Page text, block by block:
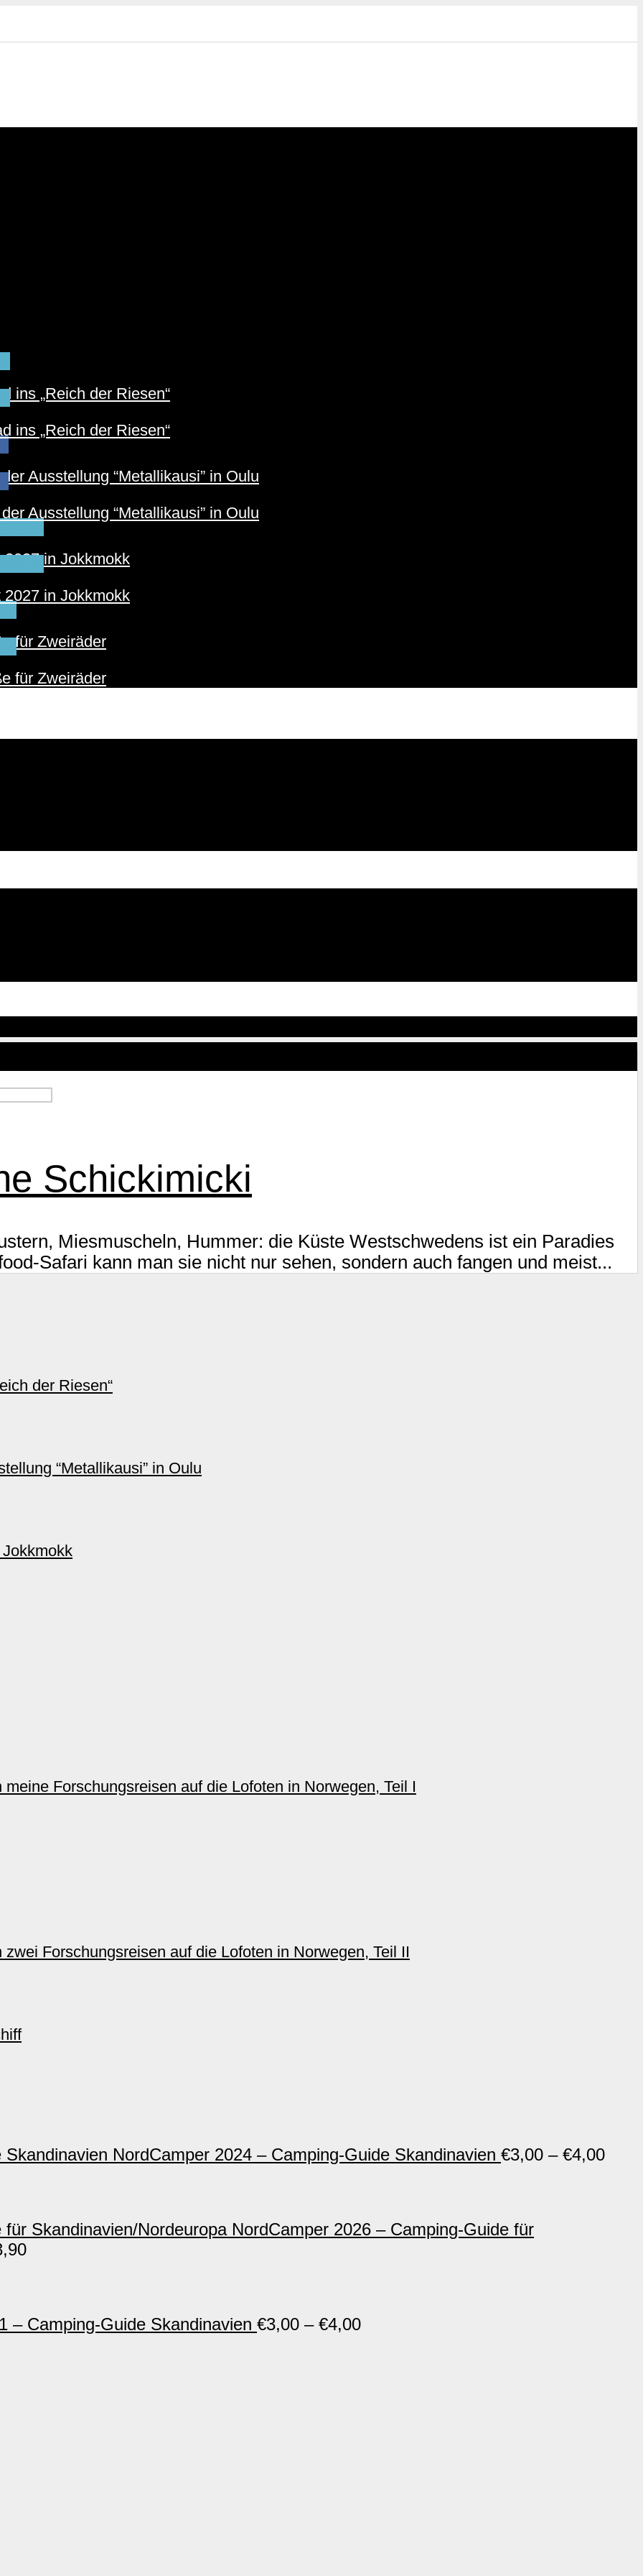
ins „Reich der Riesen“
Ausstellung “Metallikausi” in Oulu
in Jokkmokk
für Zweiräder
ins „Reich der Riesen“
Ausstellung “Metallikausi” in Oulu
in Jokkmokk
für Zweiräder
Schickimicki
Miesmuscheln, Hummer: die Küste Westschwedens ist ein Paradies
Safari kann man sie nicht nur sehen, sondern auch fangen und meist...
der Riesen“
“Metallikausi” in Oulu
Forschungsreisen auf die Lofoten in Norwegen, Teil I
Forschungsreisen auf die Lofoten in Norwegen, Teil II
NordCamper 2024 – Camping-Guide Skandinavien €3,00 – €4,00
NordCamper 2026 – Camping-Guide für
– Camping-Guide Skandinavien €3,00 – €4,00